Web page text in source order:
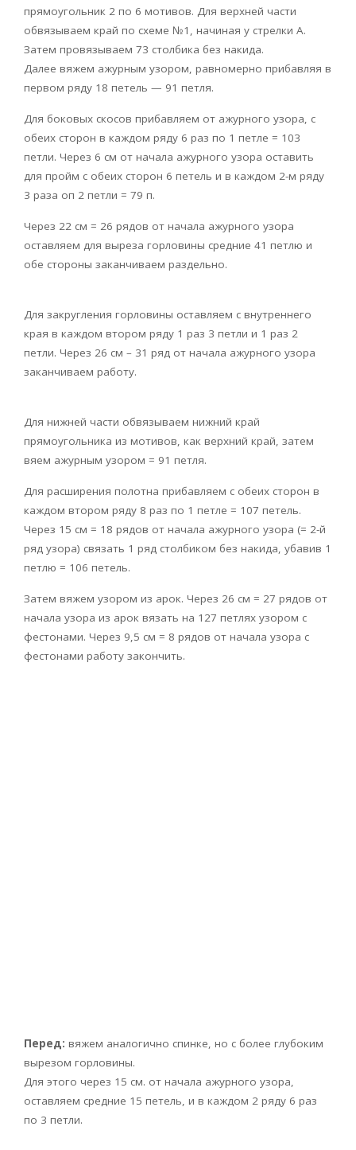
прямоугольник 2 по 6 мотивов. Для верхней части
обвязываем край по схеме №1, начиная у стрелки А.
Затем провязываем 73 столбика без накида.
Далее вяжем ажурным узором, равномерно прибавляя в
первом ряду 18 петель — 91 петля.
Для боковых скосов прибавляем от ажурного узора, с
обеих сторон в каждом ряду 6 раз по 1 петле = 103
петли. Через 6 см от начала ажурного узора оставить
для пройм с обеих сторон 6 петель и в каждом 2-м ряду
3 раза оп 2 петли = 79 п.
Через 22 см = 26 рядов от начала ажурного узора
оставляем для выреза горловины средние 41 петлю и
обе стороны заканчиваем раздельно.
Для закругления горловины оставляем с внутреннего
края в каждом втором ряду 1 раз 3 петли и 1 раз 2
петли. Через 26 см – 31 ряд от начала ажурного узора
заканчиваем работу.
Для нижней части обвязываем нижний край
прямоугольника из мотивов, как верхний край, затем
вяем ажурным узором = 91 петля.
Для расширения полотна прибавляем с обеих сторон в
каждом втором ряду 8 раз по 1 петле = 107 петель.
Через 15 см = 18 рядов от начала ажурного узора (= 2-й
ряд узора) связать 1 ряд столбиком без накида, убавив 1
петлю = 106 петель.
Затем вяжем узором из арок. Через 26 см = 27 рядов от
начала узора из арок вязать на 127 петлях узором с
фестонами. Через 9,5 см = 8 рядов от начала узора с
фестонами работу закончить.
Перед: вяжем аналогично спинке, но с более глубоким
вырезом горловины.
Для этого через 15 см. от начала ажурного узора,
оставляем средние 15 петель, и в каждом 2 ряду 6 раз
по 3 петли.